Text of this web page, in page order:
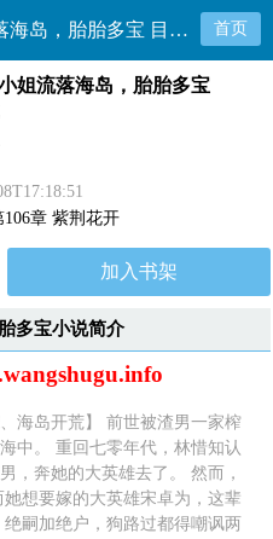
七零：绝嗣大小姐流落海岛，胎胎多宝 目录共106章 首页
姐流落海岛，胎胎多宝
章 紫荆花开
加入书架
多宝小说简介
海岛开荒】 前世被渣男一家榨
中。 重回七零年代，林惜知认
，奔她的大英雄去了。 然而，
想要嫁的大英雄宋卓为，这辈
嗣加绝户，狗路过都得嘲讽两